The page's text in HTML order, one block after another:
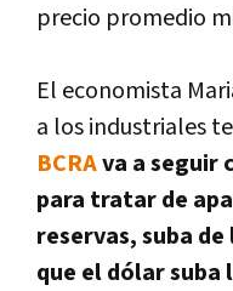
precio promedio
El economista
a los industriales
BCRAva a seguir
para tratar de
reservas, suba
que el dólar suba